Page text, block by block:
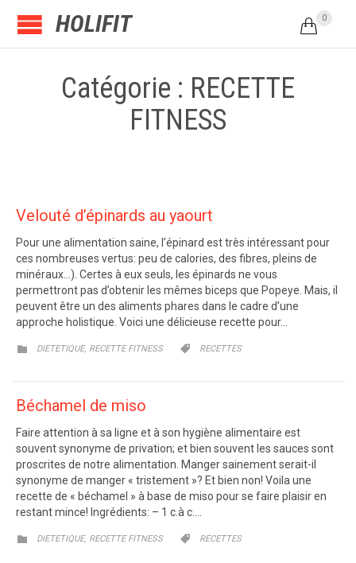
HOLIFIT  0
Catégorie : RECETTE
FITNESS
Velouté d’épinards au yaourt
Pour une alimentation saine, l’épinard est très intéressant pour
ces nombreuses vertus: peu de calories, des fibres, pleins de
minéraux…). Certes à eux seuls, les épinards ne vous
permettront pas d’obtenir les mêmes biceps que Popeye. Mais, il
peuvent être un des aliments phares dans le cadre d’une
approche holistique. Voici une délicieuse recette pour…
 CATEGORY
DIETETIQUE, RECETTE FITNESS  CATEGORY
RECETTES
Béchamel de miso
Faire attention à sa ligne et à son hygiène alimentaire est
souvent synonyme de privation; et bien souvent les sauces sont
proscrites de notre alimentation. Manger sainement serait-il
synonyme de manger « tristement »? Et bien non! Voila une
recette de « béchamel » à base de miso pour se faire plaisir en
restant mince! Ingrédients: – 1 c.à c….
 CATEGORY
DIETETIQUE, RECETTE FITNESS  CATEGORY
RECETTES